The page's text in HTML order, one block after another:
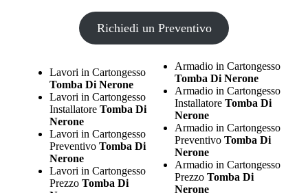
Richiedi un Preventivo
Lavori in Cartongesso
Tomba Di Nerone
Lavori in Cartongesso
Installatore Tomba Di
Nerone
Lavori in Cartongesso
Preventivo Tomba Di
Nerone
Lavori in Cartongesso
Prezzo Tomba Di
Armadio in Cartongesso
Tomba Di Nerone
Armadio in Cartongesso
Installatore Tomba Di
Nerone
Armadio in Cartongesso
Preventivo Tomba Di
Nerone
Armadio in Cartongesso
Prezzo Tomba Di
Nerone